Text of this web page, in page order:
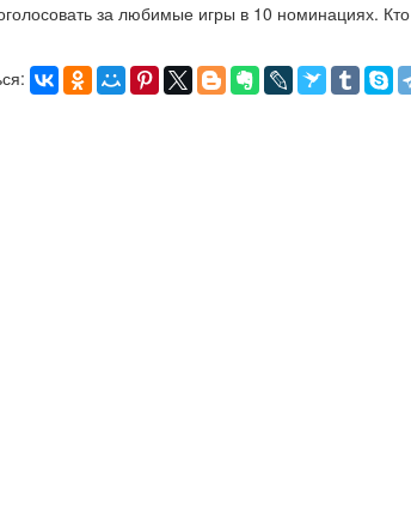
за любимые игры в 10 номинациях. Кто